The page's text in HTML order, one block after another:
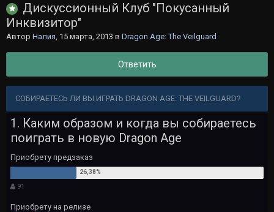
Дискуссионный Клуб "Покусанный
Инквизитор"
Автор Налия, 15 марта, 2013 в Dragon Age: The Veilguard
Ответить
СОБИРАЕТЕСЬ ЛИ ВЫ ИГРАТЬ DRAGON AGE: THE VEILGUARD?
1. Каким образом и когда вы собираетесь
поиграть в новую Dragon Age
Приобрету предзаказ
91
Приобрету на релизе